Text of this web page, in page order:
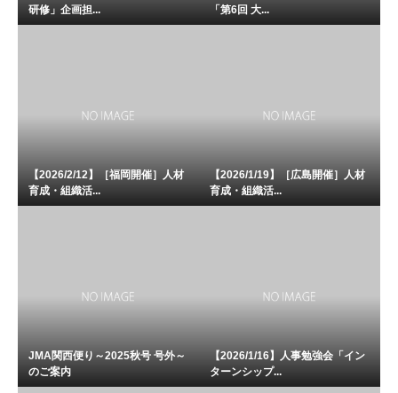
研修」企画担...
「第6回 大...
【2026/2/12】［福岡開催］人材
育成・組織活...
【2026/1/19】［広島開催］人材
育成・組織活...
JMA関西便り～2025秋号 号外～
のご案内
【2026/1/16】人事勉強会「イン
ターンシップ...